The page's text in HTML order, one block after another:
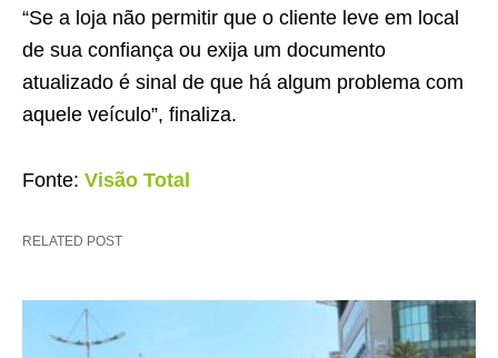
“Se a loja não permitir que o cliente leve em local
de sua confiança ou exija um documento
atualizado é sinal de que há algum problema com
aquele veículo”, finaliza.
Fonte: Visão Total
RELATED POST